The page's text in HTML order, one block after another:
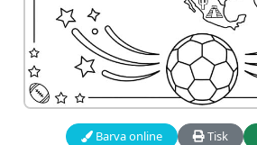
Barva online Tisk